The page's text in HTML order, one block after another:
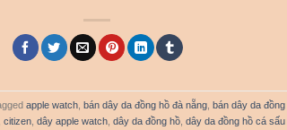
apple watch ,bán dây da đồng hồ đà nẵng ,bán dây da
,citizen ,dây apple watch ,dây da đồng hồ ,dây da đồng hồ cá